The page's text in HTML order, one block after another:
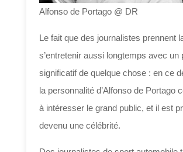
Alfonso de Portago @ DR
Le fait que des journalistes prennent
s’entretenir aussi longtemps avec un
significatif de quelque chose : en ce
la personnalité d’Alfonso de Portago
à intéresser le grand public, et il est
devenu une célébrité.